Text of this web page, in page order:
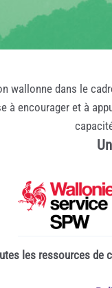
wallonne dans le
à encourager et à
les ressources de